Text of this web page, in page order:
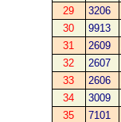
29
3206
30
9913
31
2609
32
2607
33
2606
34
3009
35
7101